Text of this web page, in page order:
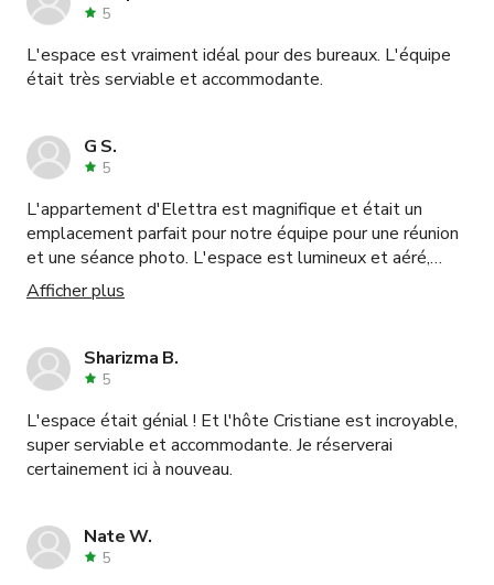
avions besoin. Nos invités nous ont unanimement
parfaite pour notre fête de 70 invités. Nous
recommanderions certainement Fifth House à nos amis
5
L'espace est vraiment idéal pour des bureaux. L'équipe
était très serviable et accommodante.
G S.
5
L'appartement d'Elettra est magnifique et était un
emplacement parfait pour notre équipe pour une réunion
et une séance photo. L'espace est lumineux et aéré,
impeccable et visuellement époustouflant. Elettra a été
extrêmement réactive et serviable à chaque étape du
bel espace.
Afficher plus
Sharizma B.
5
L'espace était génial ! Et l'hôte Cristiane est incroyable,
super serviable et accommodante. Je réserverai
certainement ici à nouveau.
Nate W.
5